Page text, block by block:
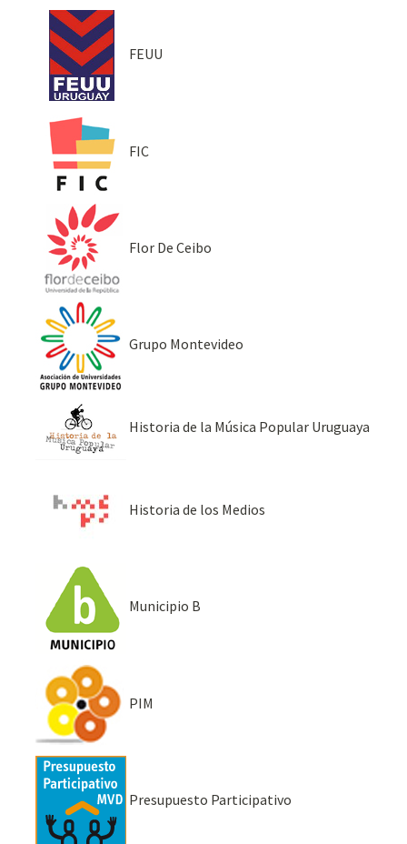
FEUU
FIC
Flor De Ceibo
Grupo Montevideo
Historia de la Música Popular Uruguaya
Historia de los Medios
Municipio B
PIM
Presupuesto Participativo